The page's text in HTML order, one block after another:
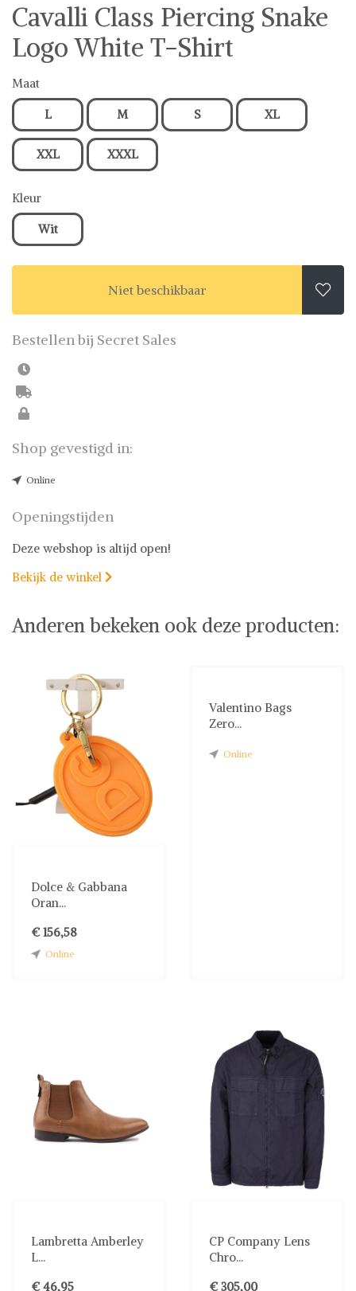
Cavalli Class Piercing Snake
Logo White T-Shirt
Maat
L M S XL
XXL XXXL
Kleur
Wit
Niet beschikbaar 
Bestellen bij Secret Sales
Shop gevestigd in:
Online
Openingstijden
Deze webshop is altijd open!
Bekijk de winkel 
Anderen bekeken ook deze producten:
Dolce & Gabbana
Oran...
€ 156,58
Online
Valentino Bags
Zero...
Online
Lambretta Amberley
L...
€ 46,95
CP Company Lens
Chro...
€ 305,00